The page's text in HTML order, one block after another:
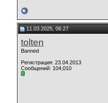
11.03.2025, 06:27
tolten
Banned
Регистрация: 23.04.2013
Сообщений: 104,010